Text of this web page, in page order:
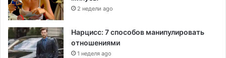
2 недели ago
Нарцисс: 7 способов манипулировать
отношениями
1 неделя ago